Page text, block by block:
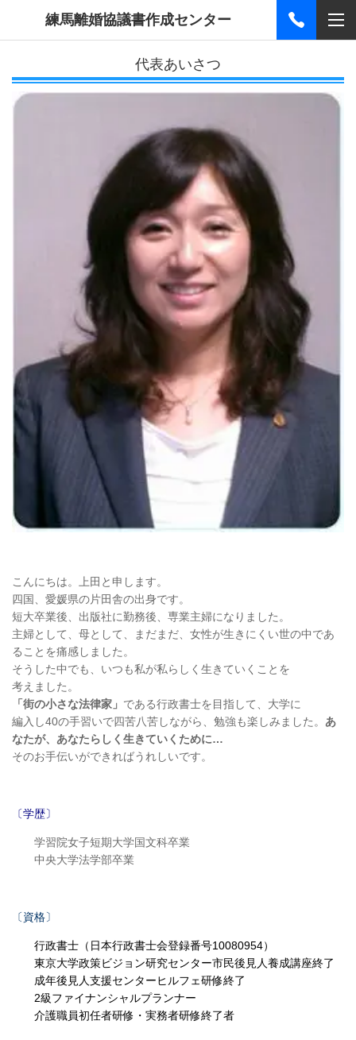
練馬離婚協議書作成センター
代表あいさつ
こんにちは。上田と申します。
四国、愛媛県の片田舎の出身です。
短大卒業後、出版社に勤務後、専業主婦になりました。
主婦として、母として、
まだまだ、女性が生きにくい世の中であ
ることを痛感しました。
そうした中でも、いつも私が私らしく生きていくことを
考えました。
「街の小さな法律家」 である行政書士を目指して、大学に
編入し40の手習いで四苦八苦しながら、勉強も楽しみました。 あ
なたが、あなたらしく生きていくために…
そのお手伝いができればうれしいです。
〔学歴〕
学習院女子短期大学国文科卒業
中央大学法学部卒業
〔資格〕
行政書士（日本行政書士会登録番号10080954）
東京大学政策ビジョン研究センター市民後見人養成講座終了
成年後見人支援センターヒルフェ研修終了
2級ファイナンシャルプランナー
介護職員初任者研修・実務者研修終了者